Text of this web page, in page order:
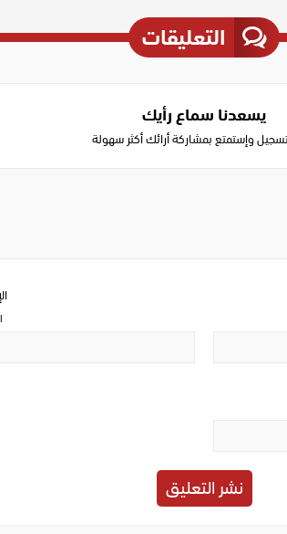
التعليقات
يسعدنا سماع رأيك
وإستمتع بمشاركة أرائك أكثر سهولة